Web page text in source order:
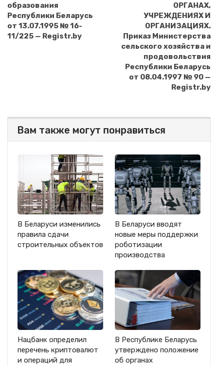
образования
Республики Беларусь
от 13.07.1995 № 16-
11/225 — Registr.by
ОРГАНАХ,
УЧРЕЖДЕНИЯХ И
ОРГАНИЗАЦИЯХ.
Приказ Министерства
сельского хозяйства и
продовольствия
Республики Беларусь
от 08.04.1997 № 90 —
Registr.by
Вам также могут понравиться
В Беларуси изменились
правила сдачи
строительных объектов
В Беларуси вводят
новые меры поддержки
роботизации
производства
Нацбанк определил
перечень криптовалют
и операций для
В Республике Беларусь
утверждено положение
об органах